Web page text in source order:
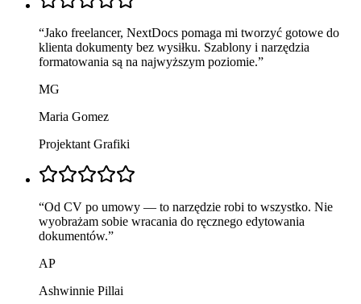
“Jako freelancer, NextDocs pomaga mi tworzyć gotowe do
klienta dokumenty bez wysiłku. Szablony i narzędzia
formatowania są na najwyższym poziomie.”
MG
Maria Gomez
Projektant Grafiki
“Od CV po umowy — to narzędzie robi to wszystko. Nie
wyobrażam sobie wracania do ręcznego edytowania
dokumentów.”
AP
Ashwinnie Pillai